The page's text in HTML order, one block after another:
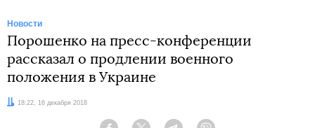
Новости
Порошенко на пресс-конференции
рассказал о продлении военного
положения в Украине
Дата:18:22, 16 декабря 2018